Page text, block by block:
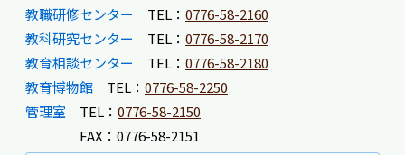
教職研修センター
TEL： 0776-58-2160
教科研究センター
TEL： 0776-58-2170
教育相談センター
TEL： 0776-58-2180
教育博物館
TEL： 0776-58-2250
管理室
TEL： 0776-58-2150
FAX：0776-58-2151